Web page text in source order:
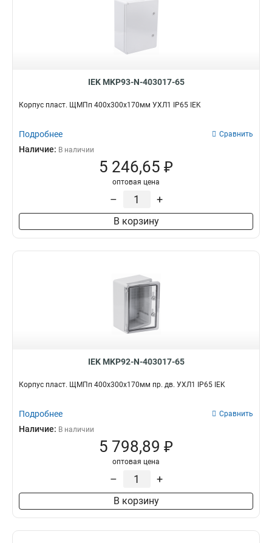
IEK MKP93-N-403017-65
Корпус пласт. ЩМПп 400х300х170мм УХЛ1 IP65 IEK
Подробнее Сравнить
Наличие: В наличии
5 246,65 ₽
оптовая цена
– +
В корзину
IEK MKP92-N-403017-65
Корпус пласт. ЩМПп 400х300х170мм пр. дв. УХЛ1 IP65 IEK
Подробнее Сравнить
Наличие: В наличии
5 798,89 ₽
оптовая цена
– +
В корзину